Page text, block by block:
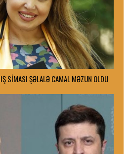
SİMASI ŞƏLALƏ CAMAL MƏZUN OLDU